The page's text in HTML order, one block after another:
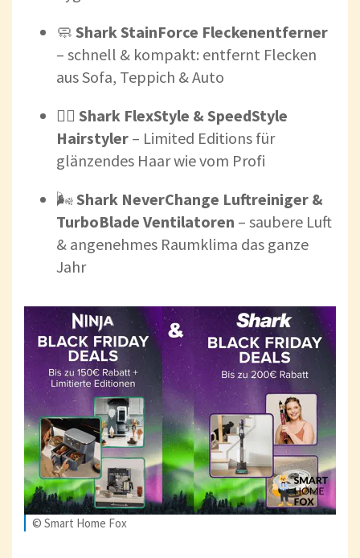
🧼 Shark StainForce Fleckenentferner
– schnell & kompakt: entfernt Flecken
aus Sofa, Teppich & Auto
💁‍♀️ Shark FlexStyle & SpeedStyle
Hairstyler – Limited Editions für
glänzendes Haar wie vom Profi
🌬️Shark NeverChange Luftreiniger &
TurboBlade Ventilatoren – saubere Luft
& angenehmes Raumklima das ganze
Jahr
© Smart Home Fox